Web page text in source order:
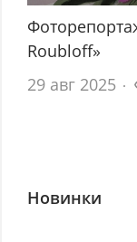
Roubloff»
29 авг 2025
Новинки